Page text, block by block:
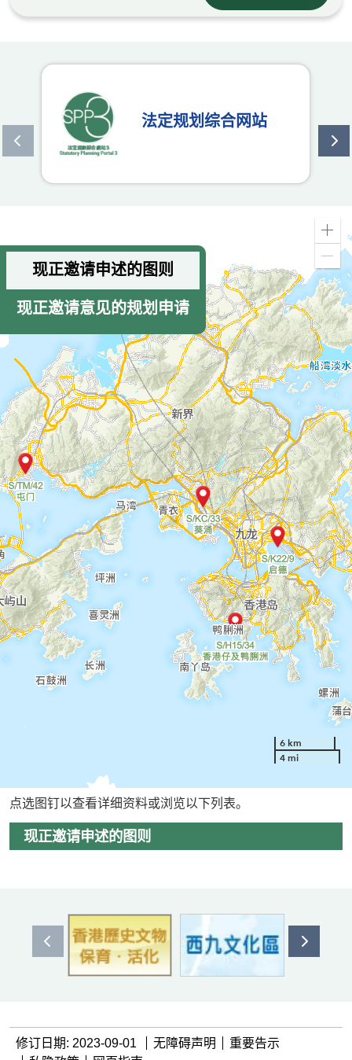
法定规划综合网站
上一个 下
放
小
6 km
4 mi
现正邀请申述的图则
现正邀请意见的规划申请
点选图钉以查看详细资料或浏览以下列表。
现正邀请申述的图则
上一个 下一个
修订日期: 2023-09-01 无障碍声明
重要告示